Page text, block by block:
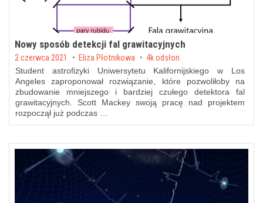
Nowy sposób detekcji fal grawitacyjnych
Posted on
2 czerwca 2021 byEliza Płotnikowa 4k odsłon
Student astrofizyki Uniwersytetu Kalifornijskiego w Los
Angeles zaproponował rozwiązanie, które pozwoliłoby na
zbudowanie mniejszego i bardziej czułego detektora fal
grawitacyjnych. Scott Mackey swoją pracę nad projektem
rozpoczął już podczas …